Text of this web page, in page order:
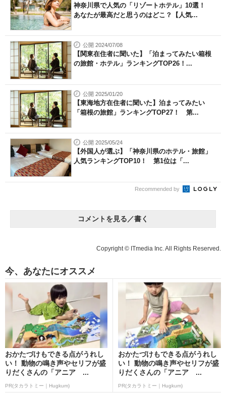
神奈川県で人気の「リゾートホテル」10選！
あなたが最高だと思うのはどこ？【人気...
公開 2024/07/08
【関東在住者に聞いた】「泊まってみたい箱根
の旅館・ホテル」ランキングTOP26！...
公開 2025/01/20
【東海地方在住者に聞いた】泊まってみたい
「箱根の旅館」ランキングTOP27！ 第...
公開 2025/05/24
【外国人が選ぶ】「神奈川県のホテル・旅館」
人気ランキングTOP10！ 第1位は「...
Recommended by
コメントを見る／書く
Copyright © ITmedia Inc. All Rights Reserved.
今、あなたにオススメ
おかたづけもできる点がうれし
い！ 動物の鳴き声やセリフが盛
りだくさんの「アニア ...
PR(タカラトミー｜Hugkum)
おかたづけもできる点がうれし
い！ 動物の鳴き声やセリフが盛
りだくさんの「アニア ...
PR(タカラトミー｜Hugkum)